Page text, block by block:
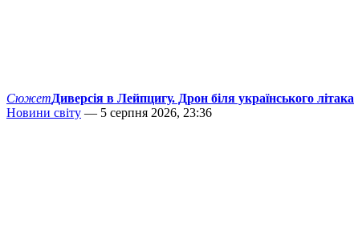
СюжетДиверсія в Лейпцигу. Дрон біля українського літака
Новини світу — 5 серпня 2026, 23:36